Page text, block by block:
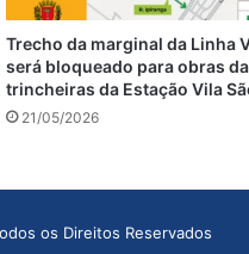
Trecho da marginal da Linha
será bloqueado para obras
trincheiras da Estação Vila
21/05/2026
os Direitos Reservados